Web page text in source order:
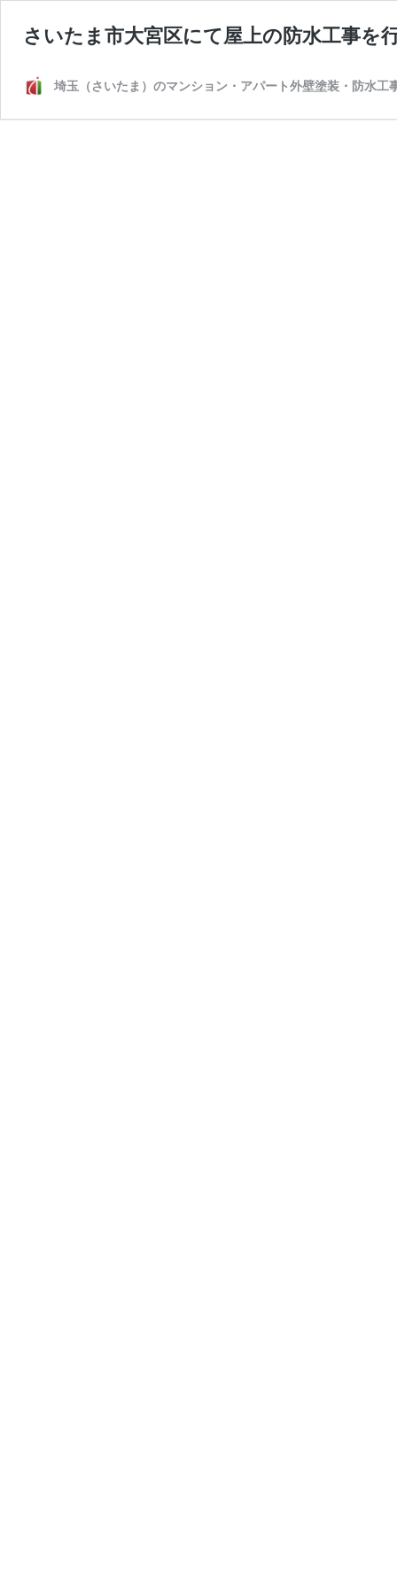
さいたま市大宮区にて屋上の防水工事を
埼玉（さいたま）のマンション・アパート外壁塗装・防水工